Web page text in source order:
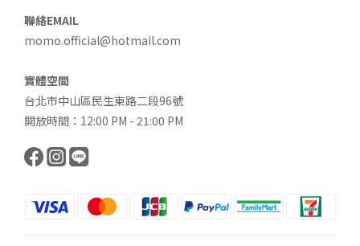
聯絡EMAIL
momo.official@hotmail.com
實體空間
台北市中山區民生東路二段96號
開放時間：12:00 PM - 21:00 PM